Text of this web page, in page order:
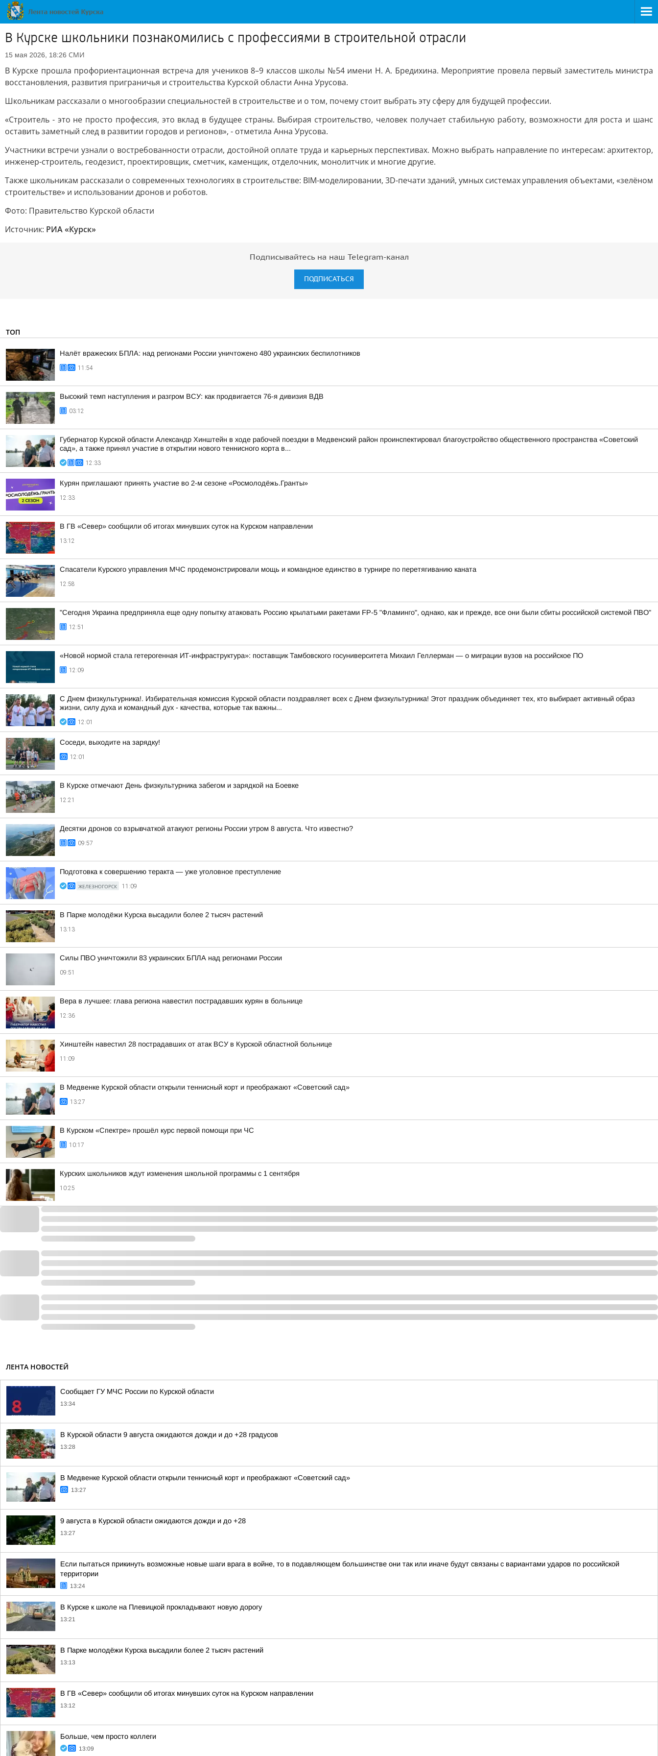
В Курске школьники познакомились с профессиями в строительной отрасли
15 мая 2026, 18:26 СМИ
В Курске прошла профориентационная встреча для учеников 8–9 классов школы №54 имени Н. А. Бредихина. Мероприятие провела первый заместитель министра
восстановления, развития приграничья и строительства Курской области Анна Урусова.
Школьникам рассказали о многообразии специальностей в строительстве и о том, почему стоит выбрать эту сферу для будущей профессии.
«Строитель - это не просто профессия, это вклад в будущее страны. Выбирая строительство, человек получает стабильную работу, возможности для роста и шанс
оставить заметный след в развитии городов и регионов», - отметила Анна Урусова.
Участники встречи узнали о востребованности отрасли, достойной оплате труда и карьерных перспективах. Можно выбрать направление по интересам: архитектор,
инженер-строитель, геодезист, проектировщик, сметчик, каменщик, отделочник, монолитчик и многие другие.
Также школьникам рассказали о современных технологиях в строительстве: BIM-моделировании, 3D-печати зданий, умных системах управления объектами, «зелёном
строительстве» и использовании дронов и роботов.
Фото: Правительство Курской области
Источник: РИА «Курск»
Подписывайтесь на наш Telegram-канал
ПОДПИСАТЬСЯ
ТОП
Налёт вражеских БПЛА: над регионами России уничтожено 480 украинских беспилотников
11:54
Высокий темп наступления и разгром ВСУ: как продвигается 76-я дивизия ВДВ
03:12
Губернатор Курской области Александр Хинштейн в ходе рабочей поездки в Медвенский район проинспектировал благоустройство общественного пространства «Советский
сад», а также принял участие в открытии нового теннисного корта в...
12:33
Курян приглашают принять участие во 2-м сезоне «Росмолодёжь.Гранты»
12:33
В ГВ «Север» сообщили об итогах минувших суток на Курском направлении
13:12
Спасатели Курского управления МЧС продемонстрировали мощь и командное единство в турнире по перетягиванию каната
12:58
"Сегодня Украина предприняла еще одну попытку атаковать Россию крылатыми ракетами FP-5 "Фламинго", однако, как и прежде, все они были сбиты российской системой ПВО"
12:51
«Новой нормой стала гетерогенная ИТ-инфраструктура»: поставщик Тамбовского госуниверситета Михаил Геллерман — о миграции вузов на российское ПО
12:09
С Днем физкультурника!. Избирательная комиссия Курской области поздравляет всех с Днем физкультурника! Этот праздник объединяет тех, кто выбирает активный образ
жизни, силу духа и командный дух - качества, которые так важны...
12:01
Соседи, выходите на зарядку!
12:01
В Курске отмечают День физкультурника забегом и зарядкой на Боевке
12:21
Десятки дронов со взрывчаткой атакуют регионы России утром 8 августа. Что известно?
09:57
Подготовка к совершению теракта — уже уголовное преступление
ЖЕЛЕЗНОГОРСК 11:09
В Парке молодёжи Курска высадили более 2 тысяч растений
13:13
Силы ПВО уничтожили 83 украинских БПЛА над регионами России
09:51
Вера в лучшее: глава региона навестил пострадавших курян в больнице
12:36
Хинштейн навестил 28 пострадавших от атак ВСУ в Курской областной больнице
11:09
В Медвенке Курской области открыли теннисный корт и преображают «Советский сад»
13:27
В Курском «Спектре» прошёл курс первой помощи при ЧС
10:17
Курских школьников ждут изменения школьной программы с 1 сентября
10:25
ЛЕНТА НОВОСТЕЙ
Сообщает ГУ МЧС России по Курской области
13:34
В Курской области 9 августа ожидаются дожди и до +28 градусов
13:28
В Медвенке Курской области открыли теннисный корт и преображают «Советский сад»
13:27
9 августа в Курской области ожидаются дожди и до +28
13:27
Если пытаться прикинуть возможные новые шаги врага в войне, то в подавляющем большинстве они так или иначе будут связаны с вариантами ударов по российской
территории
13:24
В Курске к школе на Плевицкой прокладывают новую дорогу
13:21
В Парке молодёжи Курска высадили более 2 тысяч растений
13:13
В ГВ «Север» сообщили об итогах минувших суток на Курском направлении
13:12
Больше, чем просто коллеги
13:09